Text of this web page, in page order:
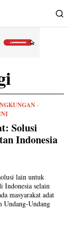
·
Solusi
Indonesia
lain untuk
Indonesia selain
masyarakat adat
Undang-Undang